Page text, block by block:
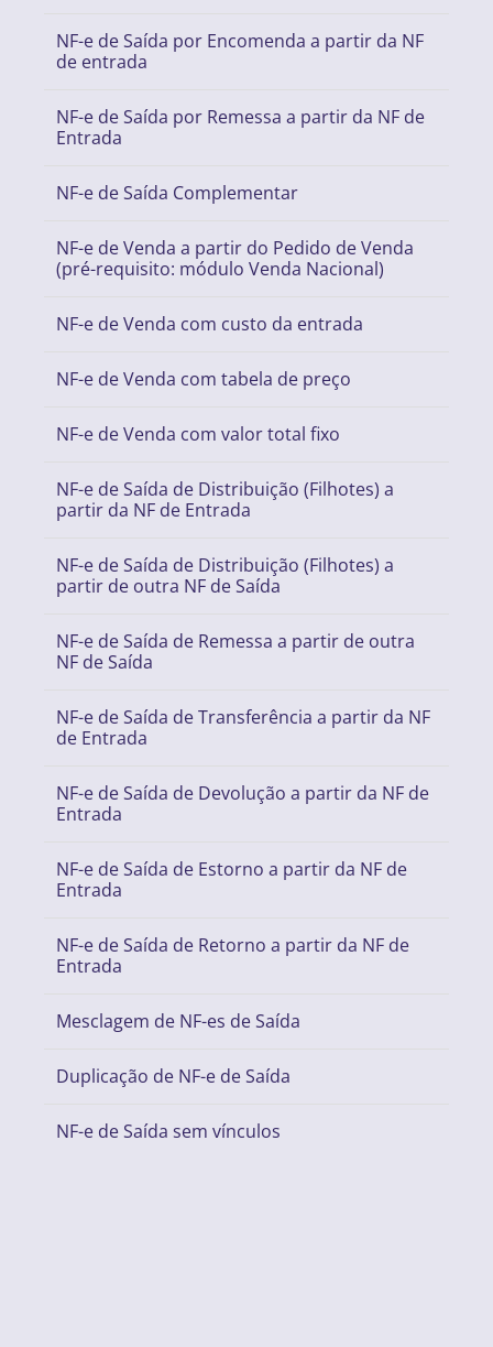
NF-e de Saída por Encomenda a partir da NF
de entrada
NF-e de Saída por Remessa a partir da NF de
Entrada
NF-e de Saída Complementar
NF-e de Venda a partir do Pedido de Venda
(pré-requisito: módulo Venda Nacional)
NF-e de Venda com custo da entrada
NF-e de Venda com tabela de preço
NF-e de Venda com valor total fixo
NF-e de Saída de Distribuição (Filhotes) a
partir da NF de Entrada
NF-e de Saída de Distribuição (Filhotes) a
partir de outra NF de Saída
NF-e de Saída de Remessa a partir de outra
NF de Saída
NF-e de Saída de Transferência a partir da NF
de Entrada
NF-e de Saída de Devolução a partir da NF de
Entrada
NF-e de Saída de Estorno a partir da NF de
Entrada
NF-e de Saída de Retorno a partir da NF de
Entrada
Mesclagem de NF-es de Saída
Duplicação de NF-e de Saída
NF-e de Saída sem vínculos